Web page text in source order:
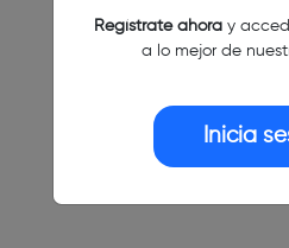
Regístrate ahoray
a lo mejor de
Inicia